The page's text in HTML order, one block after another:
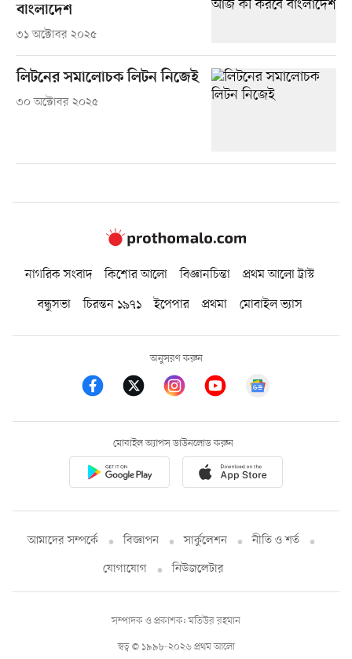
বাংলাদেশ
৩১ অক্টোবর ২০২৫
লিটনের সমালোচক লিটন নিজেই
৩০ অক্টোবর ২০২৫
নাগরিক সংবাদ কিশোর আলো বিজ্ঞানচিন্তা
প্রথম আলো ট্রাস্ট
বন্ধুসভা
চিরন্তন ১৯৭১ ইপেপার প্রথমা মোবাইল ভ্যাস
অনুসরণ করুন
মোবাইল অ্যাপস ডাউনলোড করুন
আমাদের সম্পর্কে বিজ্ঞাপন সার্কুলেশন
নীতি ও শর্ত
যোগাযোগ
নিউজলেটার
স্বত্ব © ১৯৯৮-২০২৬ প্রথম আলো
সম্পাদক ও প্রকাশক: মতিউর রহমান